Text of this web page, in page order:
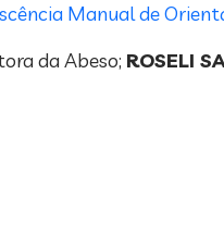
Manual de
da Abeso; ROSELI